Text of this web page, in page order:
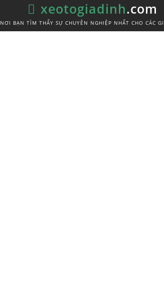
xeotogiadinh.com
NƠI BẠN TÌM THẤY SỰ CHUYÊN NGHIỆP NHẤT CHO CÁC